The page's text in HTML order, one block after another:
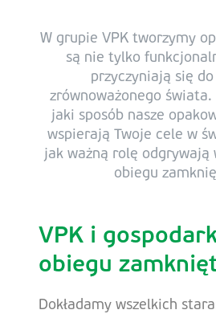
W grupie VPK tworzymy
są nie tylko
przyczyniają się
zrównoważonego świata.
jaki sposób nasze
wspierają Twoje cele w
jak ważną rolę odgrywają
obiegu
VPK i
obiegu
Dokładamy wszelkich